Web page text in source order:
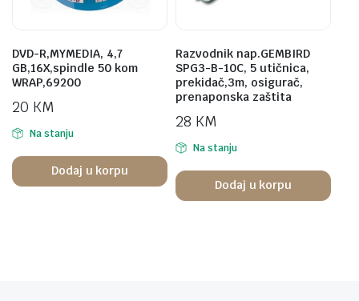
DVD-R,MYMEDIA, 4,7
GB,16X,spindle 50 kom
WRAP,69200
20 KM
Na stanju
Dodaj u korpu
Razvodnik nap.GEMBIRD
SPG3-B-10C, 5 utičnica,
prekidač,3m, osigurač,
prenaponska zaštita
28 KM
Na stanju
Dodaj u korpu